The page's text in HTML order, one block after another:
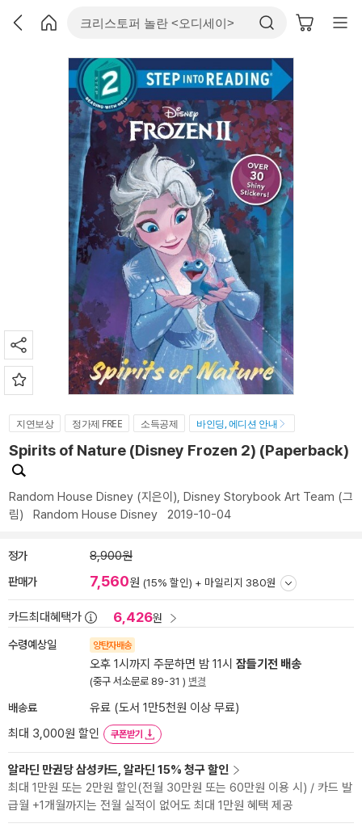
지연보상 정가제 FREE 소득공제 바인딩, 에디션 안내
Spirits of Nature (Disney Frozen 2) (Paperback)
Random House Disney (지은이), Disney Storybook Art Team (그
림) Random House Disney 2019-10-04
정가 8,900원
판매가 7,560원 (15% 할인) + 마일리지 380원
카드최대혜택가 6,426원
수령예상일 양탄자배송
오후 1시까지 주문하면 밤 11시 잠들기전 배송
(중구 서소문로 89-31 ) 변경
배송료
유료 (도서 1만5천원 이상 무료)
최대 3,000원 할인
쿠폰받기
알라딘 만권당 삼성카드, 알라딘 15% 청구 할인
최대 1만원 또는 2만원 할인(전월 30만원 또는 60만원 이용 시) / 카드 발
급월 +1개월까지는 전월 실적이 없어도 최대 1만원 혜택 제공